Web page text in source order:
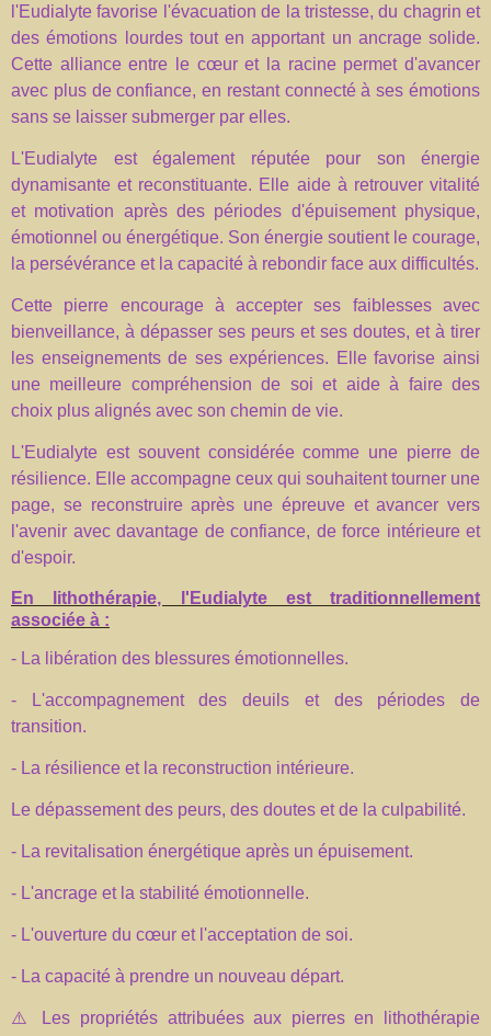
l'Eudialyte favorise l'évacuation de la tristesse, du chagrin et
des émotions lourdes tout en apportant un ancrage solide.
Cette alliance entre le cœur et la racine permet d'avancer
avec plus de confiance, en restant connecté à ses émotions
sans se laisser submerger par elles.
L'Eudialyte est également réputée pour son énergie
dynamisante et reconstituante. Elle aide à retrouver vitalité
et motivation après des périodes d'épuisement physique,
émotionnel ou énergétique. Son énergie soutient le courage,
la persévérance et la capacité à rebondir face aux difficultés.
Cette pierre encourage à accepter ses faiblesses avec
bienveillance, à dépasser ses peurs et ses doutes, et à tirer
les enseignements de ses expériences. Elle favorise ainsi
une meilleure compréhension de soi et aide à faire des
choix plus alignés avec son chemin de vie.
L'Eudialyte est souvent considérée comme une pierre de
résilience. Elle accompagne ceux qui souhaitent tourner une
page, se reconstruire après une épreuve et avancer vers
l'avenir avec davantage de confiance, de force intérieure et
d'espoir.
En lithothérapie, l'Eudialyte est traditionnellement
associée à :
- La libération des blessures émotionnelles.
- L'accompagnement des deuils et des périodes de
transition.
- La résilience et la reconstruction intérieure.
Le dépassement des peurs, des doutes et de la culpabilité.
- La revitalisation énergétique après un épuisement.
- L'ancrage et la stabilité émotionnelle.
- L'ouverture du cœur et l'acceptation de soi.
- La capacité à prendre un nouveau départ.
⚠️ Les propriétés attribuées aux pierres en lithothérapie